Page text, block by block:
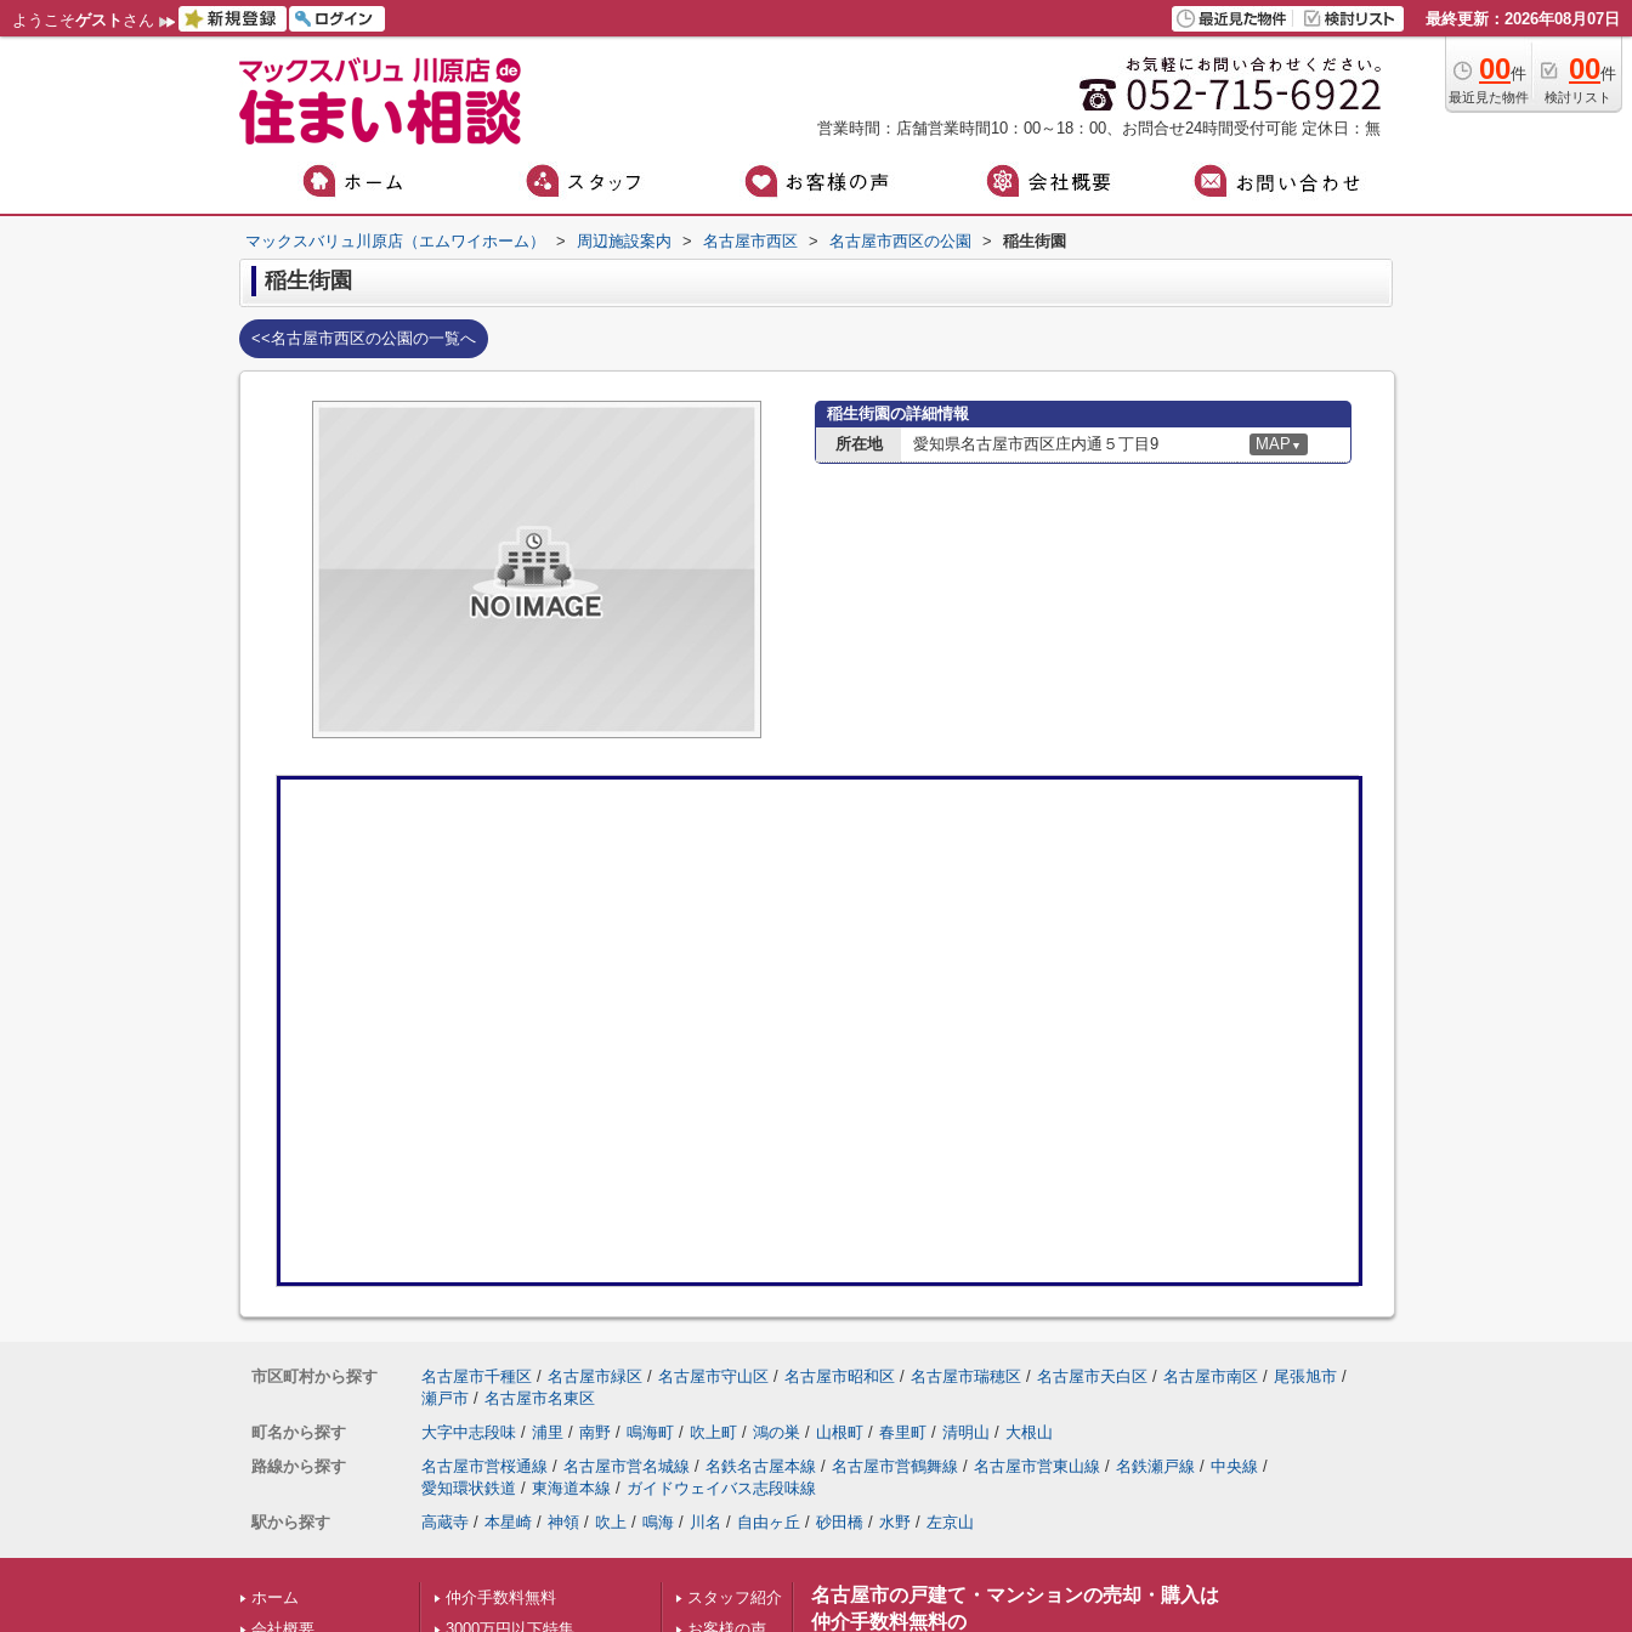
ようこそゲスト さん 最終更新：2026年08月07日
00件
最近見た物件
00件
検討リスト
営業時間：店舗営業時間10：00～18：00、お問合せ24時間受付可能 定休日：無
マックスバリュ川原店（エムワイホーム） > 周辺施設案内 > 名古屋市西区 > 名古屋市西区の公園 > 稲生街園
稲生街園
<<名古屋市西区の公園の一覧へ
稲生街園の詳細情報
所在地
愛知県名古屋市西区庄内通５丁目9 MAP ▼
市区町村から探す 名古屋市千種区 / 名古屋市緑区 / 名古屋市守山区 / 名古屋市昭和区 / 名古屋市瑞穂区 / 名古屋市天白区 / 名古屋市南区 / 尾張旭市 /
瀬戸市 / 名古屋市名東区
町名から探す
大字中志段味 / 浦里 / 南野 / 鳴海町 / 吹上町 / 鴻の巣 / 山根町 / 春里町 / 清明山 / 大根山
路線から探す
名古屋市営桜通線 / 名古屋市営名城線 / 名鉄名古屋本線 / 名古屋市営鶴舞線 / 名古屋市営東山線 / 名鉄瀬戸線 / 中央線 /
愛知環状鉄道 / 東海道本線 / ガイドウェイバス志段味線
駅から探す
高蔵寺 / 本星崎 / 神領 / 吹上 / 鳴海 / 川名 / 自由ヶ丘 / 砂田橋 / 水野 / 左京山
ホーム
仲介手数料無料
スタッフ紹介
名古屋市の戸建て・マンションの売却・購入は
仲介手数料無料の